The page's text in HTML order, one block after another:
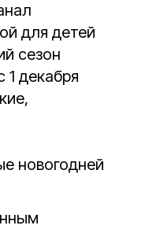
для детей
сезон
1 декабря
новогодней